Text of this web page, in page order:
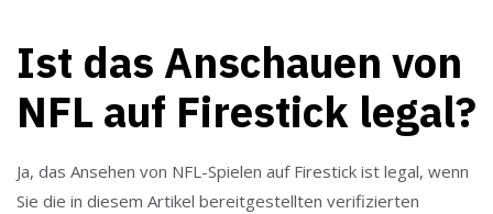
Ist das Anschauen von
NFL auf Firestick legal?
Ja, das Ansehen von NFL-Spielen auf Firestick ist legal, wenn
Sie die in diesem Artikel bereitgestellten verifizierten